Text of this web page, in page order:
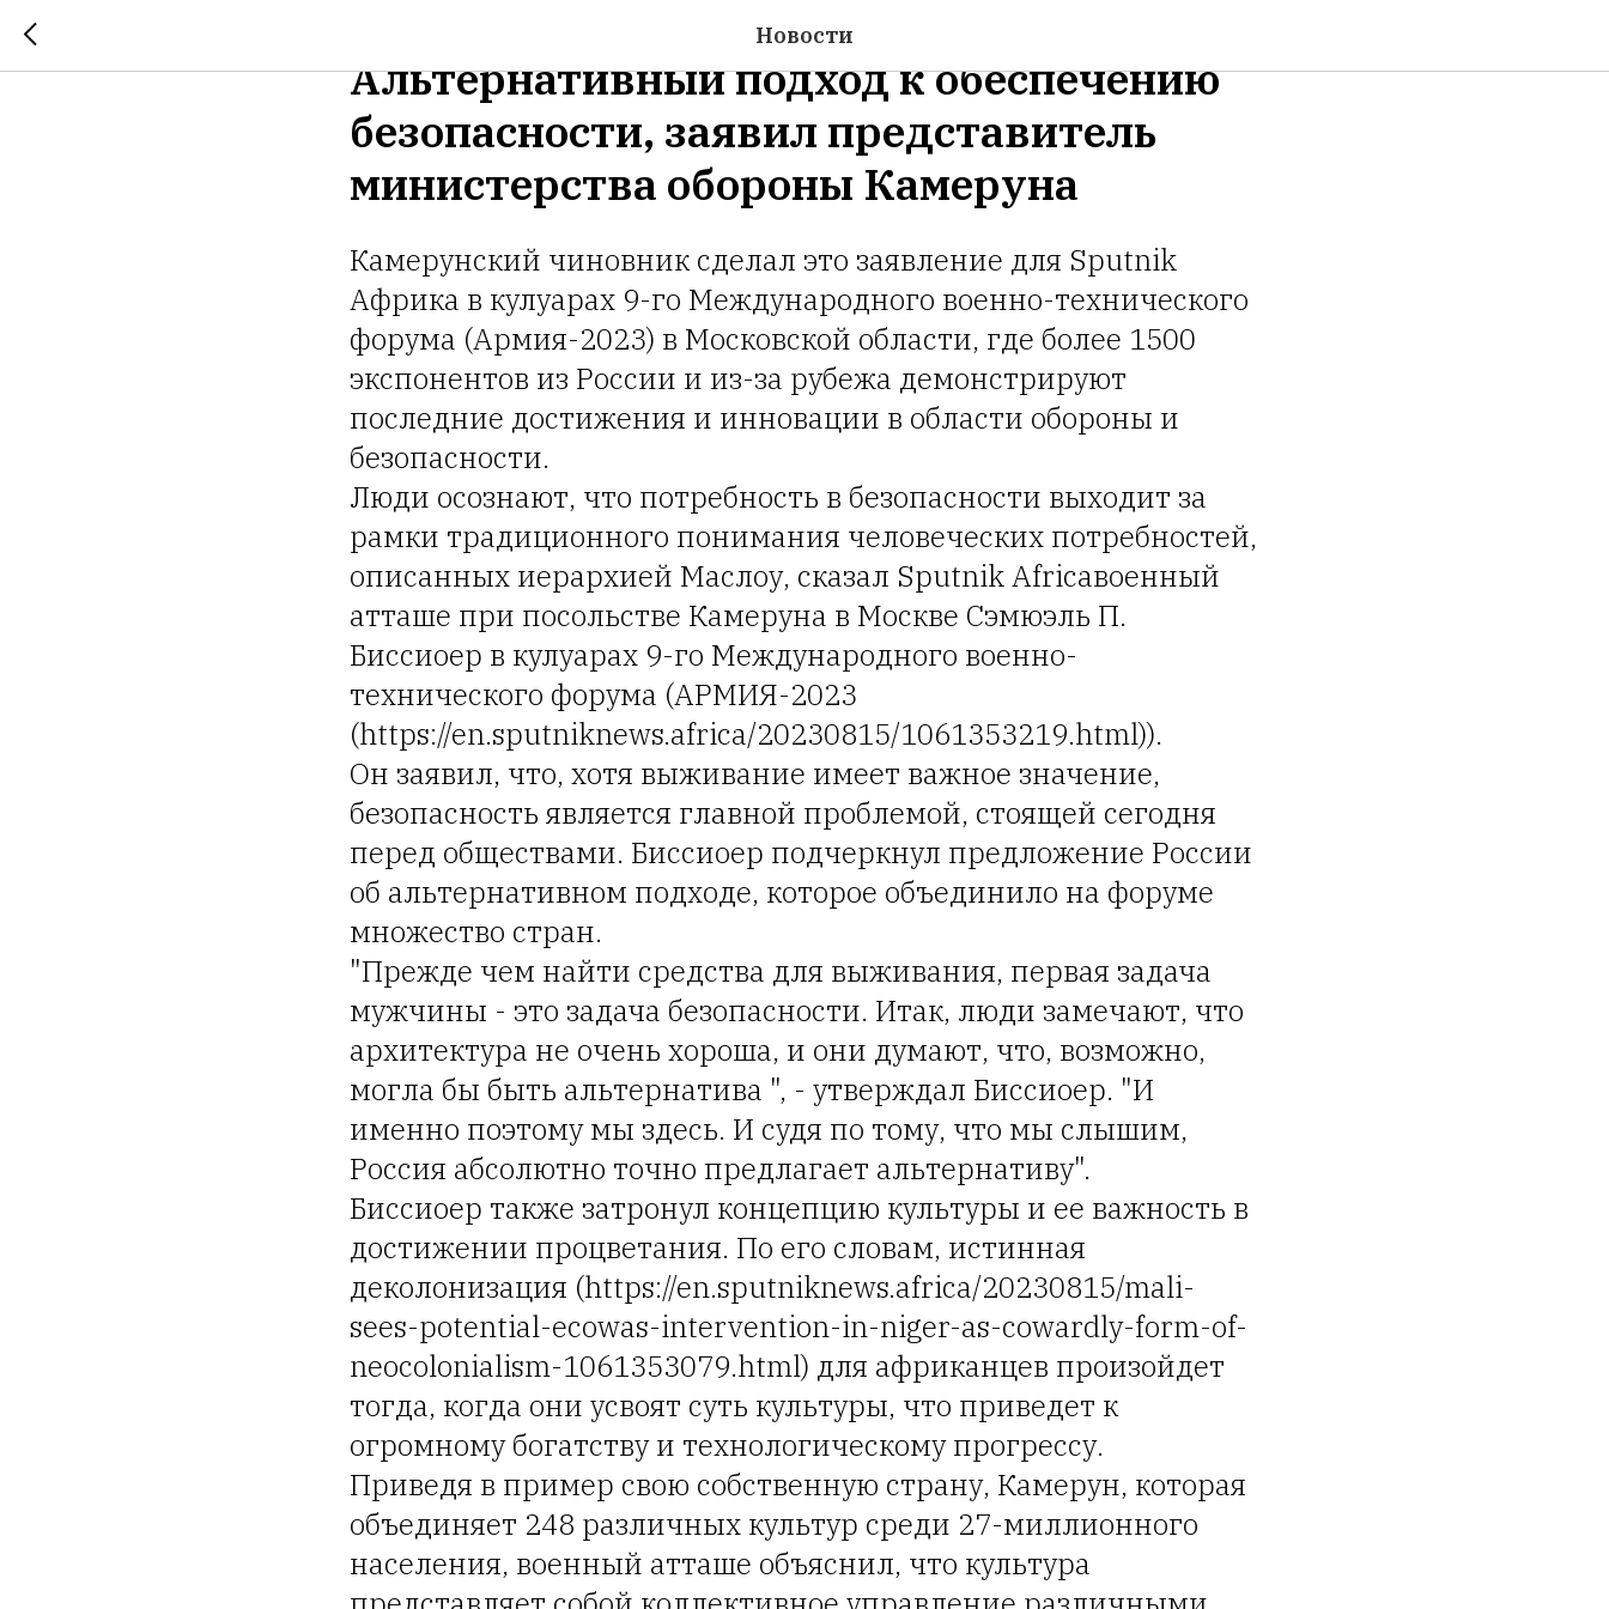
Новости
Россия предлагает африканцам
Альтернативный подход к обеспечению
безопасности, заявил представитель
министерства обороны Камеруна
Камерунский чиновник сделал это заявление для Sputnik
Африка в кулуарах 9-го Международного военно-технического
форума (Армия-2023) в Московской области, где более 1500
экспонентов из России и из-за рубежа демонстрируют
последние достижения и инновации в области обороны и
безопасности.
Люди осознают, что потребность в безопасности выходит за
рамки традиционного понимания человеческих потребностей,
описанных иерархией Маслоу, сказал Sputnik Africaвоенный
атташе при посольстве Камеруна в Москве Сэмюэль П.
Биссиоер в кулуарах 9-го Международного военно-
технического форума (АРМИЯ-2023
(https://en.sputniknews.africa/20230815/1061353219.html)).
Он заявил, что, хотя выживание имеет важное значение,
безопасность является главной проблемой, стоящей сегодня
перед обществами. Биссиоер подчеркнул предложение России
об альтернативном подходе, которое объединило на форуме
множество стран.
"Прежде чем найти средства для выживания, первая задача
мужчины - это задача безопасности. Итак, люди замечают, что
архитектура не очень хороша, и они думают, что, возможно,
могла бы быть альтернатива ", - утверждал Биссиоер. "И
именно поэтому мы здесь. И судя по тому, что мы слышим,
Россия абсолютно точно предлагает альтернативу".
Биссиоер также затронул концепцию культуры и ее важность в
достижении процветания. По его словам, истинная
деколонизация (https://en.sputniknews.africa/20230815/mali-
sees-potential-ecowas-intervention-in-niger-as-cowardly-form-of-
neocolonialism-1061353079.html) для африканцев произойдет
тогда, когда они усвоят суть культуры, что приведет к
огромному богатству и технологическому прогрессу.
Приведя в пример свою собственную страну, Камерун, которая
объединяет 248 различных культур среди 27-миллионного
населения, военный атташе объяснил, что культура